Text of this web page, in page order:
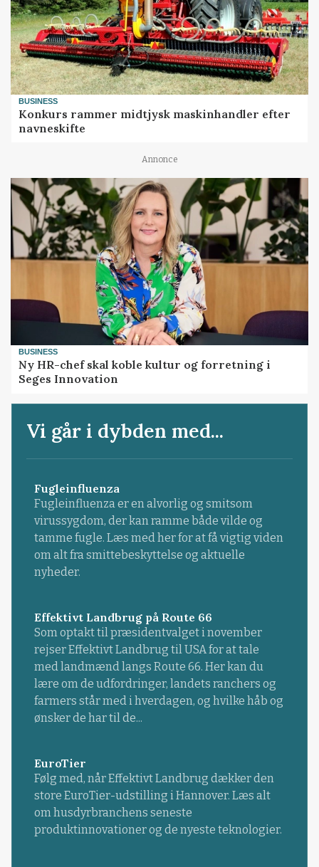
BUSINESS
Konkurs rammer midtjysk maskinhandler efter
navneskifte
Annonce
BUSINESS
Ny HR-chef skal koble kultur og forretning i
Seges Innovation
Vi går i dybden med...
Fugleinfluenza
Fugleinfluenza er en alvorlig og smitsom
virussygdom, der kan ramme både vilde og
tamme fugle. Læs med her for at få vigtig viden
om alt fra smittebeskyttelse og aktuelle
nyheder.
Effektivt Landbrug på Route 66
Som optakt til præsidentvalget i november
rejser Effektivt Landbrug til USA for at tale
med landmænd langs Route 66. Her kan du
lære om de udfordringer, landets ranchers og
farmers står med i hverdagen, og hvilke håb og
ønsker de har til de...
EuroTier
Følg med, når Effektivt Landbrug dækker den
store EuroTier-udstilling i Hannover. Læs alt
om husdyrbranchens seneste
produktinnovationer og de nyeste teknologier.